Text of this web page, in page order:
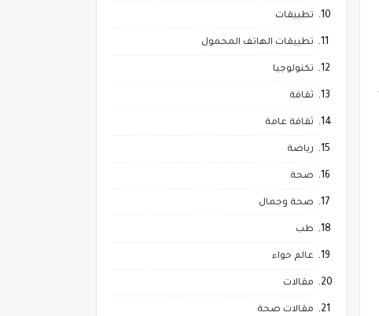
تطبيقات
تطبيقات الهاتف المحمول
تكنولوجيا
ثقافة
ثقافة عامة
رياضة
صحة
صحة وجمال
طب
عالم حواء
مقالات
مقالات صحة